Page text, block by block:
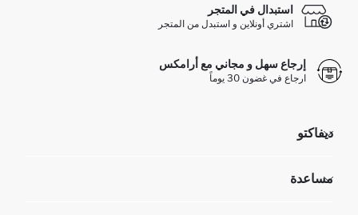
استبدال في المتجر
اشتري أونلاين و استبدل من المتجر
إرجاع سهل و مجاني مع أرامكس
ارجاع في غضون 30 يوماً
ديفاكتو
تعرف علينا
مساعدة